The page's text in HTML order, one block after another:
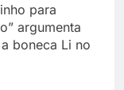
para
argumenta
boneca Li no